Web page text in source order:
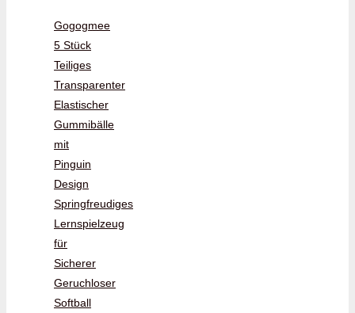
Gogogmee
5 Stück
Teiliges
Transparenter
Elastischer
Gummibälle
mit
Pinguin
Design
Springfreudiges
Lernspielzeug
für
Sicherer
Geruchloser
Softball